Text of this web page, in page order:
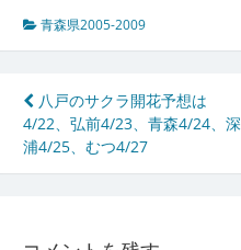
青森県2005-2009
投
稿
ナ
八戸のサクラ開花予想は
4/22、弘前4/23、青森4/24、深
浦4/25、むつ4/27